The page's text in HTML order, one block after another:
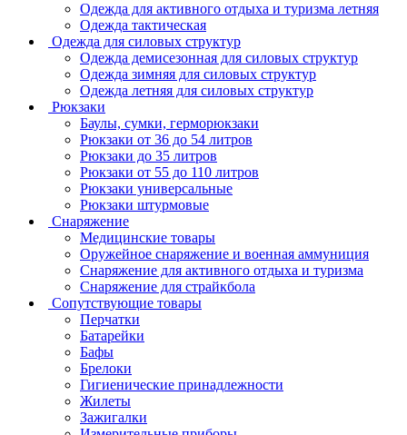
Одежда для активного отдыха и туризма летняя
Одежда тактическая
Одежда для силовых структур
Одежда демисезонная для силовых структур
Одежда зимняя для силовых структур
Одежда летняя для силовых структур
Рюкзаки
Баулы, сумки, герморюкзаки
Рюкзаки от 36 до 54 литров
Рюкзаки до 35 литров
Рюкзаки от 55 до 110 литров
Рюкзаки универсальные
Рюкзаки штурмовые
Снаряжение
Медицинские товары
Оружейное снаряжение и военная аммуниция
Снаряжение для активного отдыха и туризма
Снаряжение для страйкбола
Сопутствующие товары
Перчатки
Батарейки
Бафы
Брелоки
Гигиенические принадлежности
Жилеты
Зажигалки